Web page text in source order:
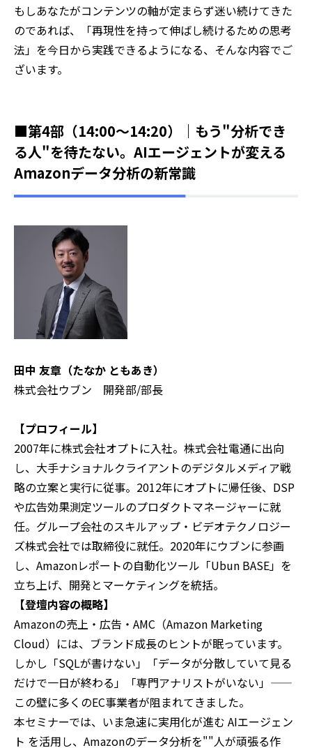
もしあなたがコンテンツの軸が定まらず迷い続けてきた
のであれば、「再現性を持って伸ばし続けるための思考
法」を今日から実践できるようになる、そんな内容でご
ざいます。
■第4部（14:00～14:20）｜もう"分析でき
る人"を待たない。AIエージェントが変える
Amazonデータ分析の新常識
田中 友章（たなか ともあき）
株式会社ウブン 開発部/部長
【プロフィール】
2007年に株式会社オプトに入社。株式会社電通に出向
し、大手ナショナルクライアントのデジタルメディア戦
略の立案と実行に従事。2012年にオプトに帰任後、DSP
や広告効果測定ツールのプロダクトマネージャーに就
任。グループ会社のスキルアップ・ビデオテクノロジー
ズ株式会社では取締役に就任。2020年にウブンに参画
し、Amazonレポートの自動化ツール「Ubun BASE」を
立ち上げ、開発とマーケティングを統括。
【登壇内容の概略】
Amazonの売上・広告・AMC（Amazon Marketing
Cloud）には、ブランド成長のヒントが眠っています。
しかし「SQLが書けない」「データが分散していて見る
だけで一日が終わる」「専門アナリストがいない」——
この壁に多くのEC事業者が阻まれてきました。
本セミナーでは、いま急速に実用化が進む AIエージェン
ト を活用し、Amazonのデータ分析を""人が頑張る作